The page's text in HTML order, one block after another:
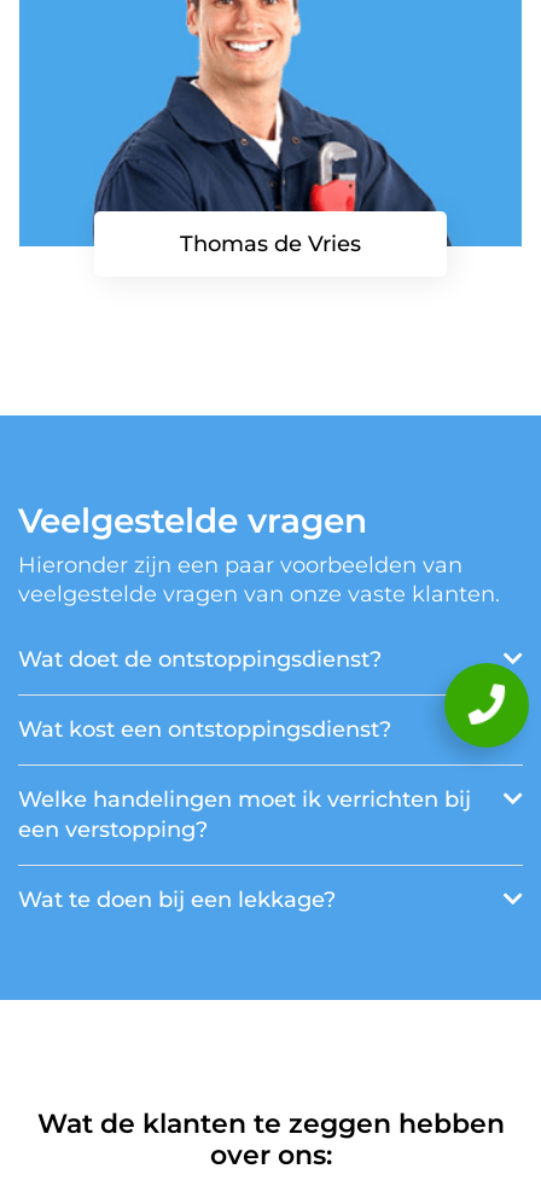
Thomas de Vries
Veelgestelde vragen
Hieronder zijn een paar voorbeelden van
veelgestelde vragen van onze vaste klanten.
Wat doet de ontstoppingsdienst?
Wat kost een ontstoppingsdienst?
Welke handelingen moet ik verrichten bij
een verstopping?
Wat te doen bij een lekkage?
Wat de klanten te zeggen hebben
over ons: